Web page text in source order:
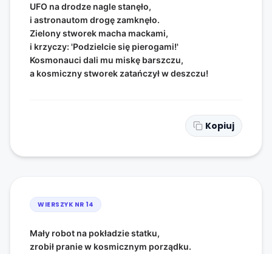
UFO na drodze nagle stanęło,
i astronautom drogę zamknęło.
Zielony stworek macha mackami,
i krzyczy: 'Podzielcie się pierogami!'
Kosmonauci dali mu miskę barszczu,
a kosmiczny stworek zatańczył w deszczu!
Kopiuj
WIERSZYK NR 14
Mały robot na pokładzie statku,
zrobił pranie w kosmicznym porządku.